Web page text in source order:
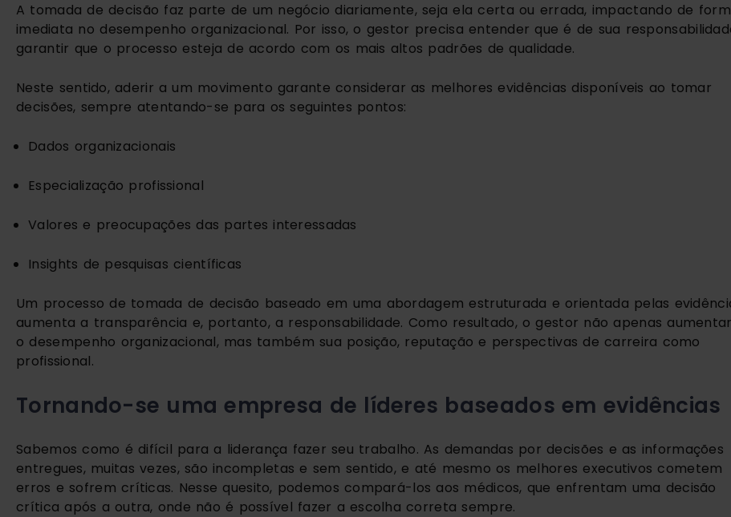
A tomada de decisão faz parte de um negócio diariamente, seja ela certa ou errada, impactando de
imediata no desempenho organizacional. Por isso, o gestor precisa entender que é de sua
garantir que o processo esteja de acordo com os mais altos padrões de qualidade.
Neste sentido, aderir a um movimento garante considerar as melhores evidências disponíveis ao tomar
decisões, sempre atentando-se para os seguintes pontos:
Dados organizacionais
Especialização profissional
Valores e preocupações das partes interessadas
Insights de pesquisas científicas
Um processo de tomada de decisão baseado em uma abordagem estruturada e orientada pelas
aumenta a transparência e, portanto, a responsabilidade. Como resultado, o gestor não apenas
o desempenho organizacional, mas também sua posição, reputação e perspectivas de carreira como
profissional.
Tornando-se uma empresa de líderes baseados em evidências
Sabemos como é difícil para a liderança fazer seu trabalho. As demandas por decisões e as informações
entregues, muitas vezes, são incompletas e sem sentido, e até mesmo os melhores executivos cometem
erros e sofrem críticas. Nesse quesito, podemos compará-los aos médicos, que enfrentam uma decisão
crítica após a outra, onde não é possível fazer a escolha correta sempre.